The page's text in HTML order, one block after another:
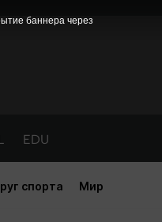
EDU
спорта Мир
баннера через